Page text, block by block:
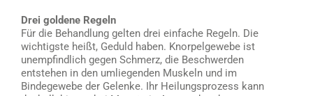
Drei goldene Regeln
Für die Behandlung gelten drei einfache Regeln. Die
wichtigste heißt, Geduld haben. Knorpelgewebe ist
unempfindlich gegen Schmerz, die Beschwerden
entstehen in den umliegenden Muskeln und im
Bindegewebe der Gelenke. Ihr Heilungsprozess kann